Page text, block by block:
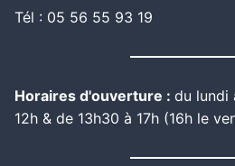
Tél : 05 56 55 93 19
Horaires d'ouverture : du lundi
12h & de 13h30 à 17h (16h le